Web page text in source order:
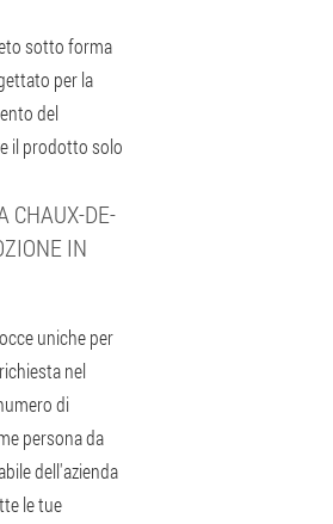
sotto forma
per la
del
il prodotto solo
CHAUX-DE-
IN
uniche per
nel
di
persona da
dell'azienda
le tue